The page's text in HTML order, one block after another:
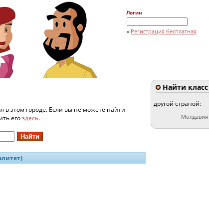
Логин
» Регистрация бесплатная
в этом городе. Если вы не можете найти
егоздесь.
Найти класс
другой страной: